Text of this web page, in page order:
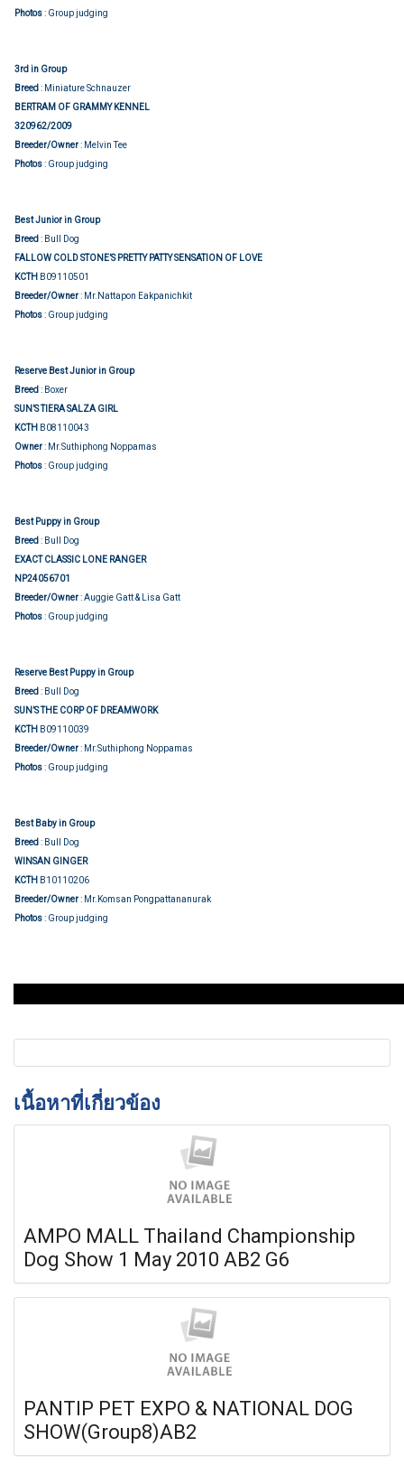
Photos: Group judging
3rd in Group
Breed : Miniature Schnauzer
BERTRAM OF GRAMMY KENNEL
320962/2009
Breeder/Owner: Melvin Tee
Photos: Group judging
Best Junior in Group
Breed : Bull Dog
FALLOW COLD STONE’S PRETTY PATTY SENSATION OF LOVE
KCTH B09110501
Breeder/Owner: Mr.Nattapon Eakpanichkit
Photos: Group judging
Reserve Best Junior in Group
Breed : Boxer
SUN’S TIERA SALZA GIRL
KCTH B08110043
Owner: Mr.Suthiphong Noppamas
Photos: Group judging
Best Puppy in Group
Breed : Bull Dog
EXACT CLASSIC LONE RANGER
NP24056701
Breeder/Owner: Auggie Gatt & Lisa Gatt
Photos: Group judging
Reserve Best Puppy in Group
Breed : Bull Dog
SUN’S THE CORP OF DREAMWORK
KCTH B09110039
Breeder/Owner: Mr.Suthiphong Noppamas
Photos: Group judging
Best Baby in Group
Breed : Bull Dog
WINSAN GINGER
KCTH B10110206
Breeder/Owner: Mr.Komsan Pongpattananurak
Photos: Group judging
เนื้อหาที่เกี่ยวข้อง
AMPO MALL Thailand Championship
Dog Show 1 May 2010 AB2 G6
PANTIP PET EXPO & NATIONAL DOG
SHOW(Group8)AB2